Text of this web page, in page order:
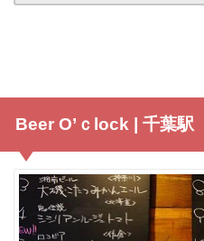
Beer O’ｃlock | 千葉駅